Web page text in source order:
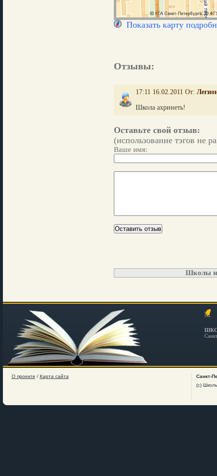
Показать карту
Отзывы:
17:11 16.02.2011 От:
Школа ахринеть!
Оставьте свой отзыв:
(использование тэгов не
Ваше имя:
Школы
О проекте / Карта сайта
Санкт-
(c)